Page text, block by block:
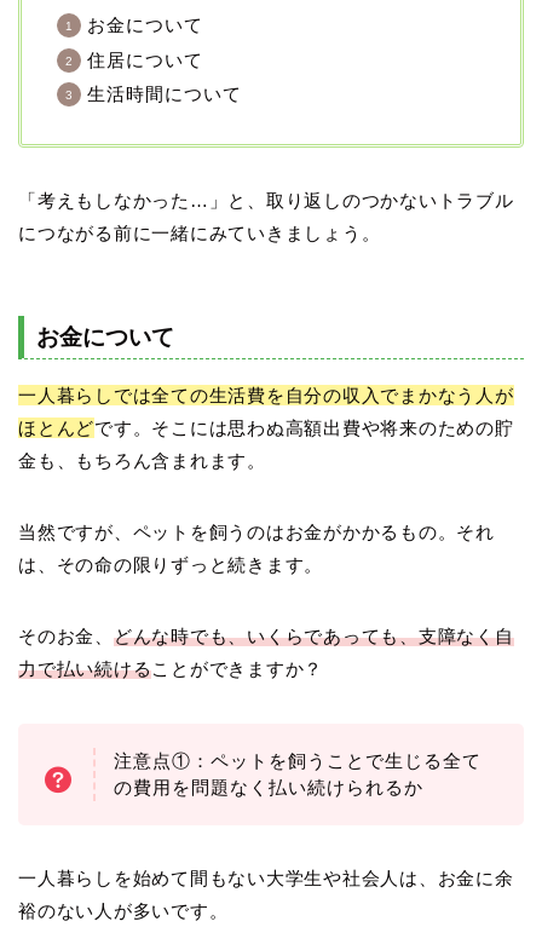
お金について
住居について
生活時間について
「考えもしなかった…」と、取り返しのつかないトラブル
につながる前に一緒にみていきましょう。
お金について
一人暮らしでは全ての生活費を自分の収入でまかなう人が
ほとんどです。そこには思わぬ高額出費や将来のための貯
金も、もちろん含まれます。
当然ですが、ペットを飼うのはお金がかかるもの。それ
は、その命の限りずっと続きます。
そのお金、 どんな時でも、いくらであっても、支障なく自
力で払い続けることができますか？
注意点①：ペットを飼うことで生じる全て
の費用を問題なく払い続けられるか
一人暮らしを始めて間もない大学生や社会人は、お金に余
裕のない人が多いです。